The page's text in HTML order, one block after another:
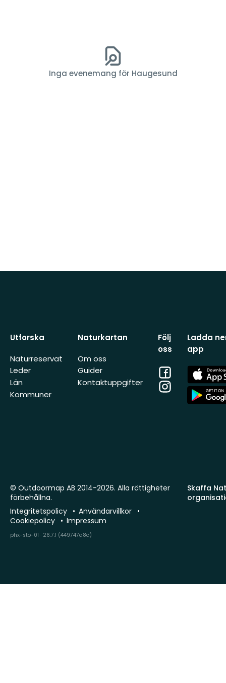
Inga evenemang för Haugesund
Utforska
Naturreservat
Leder
Län
Kommuner
Naturkartan
Om oss
Guider
Kontaktuppgifter
Följ
oss
Facebook
Instagram
Ladda
app
App
Store
App
Store
Skaffa
© Outdoormap AB 2014-2026. Alla rättigheter
förbehållna.
Integritetspolicy
Användarvillkor
Cookiepolicy
Impressum
phx-sto-01 · 26.7.1 (449747a8c)